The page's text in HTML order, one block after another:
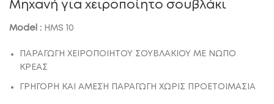
Μηχανή για χειροποίητο σουβλάκι
Model : HMS 10
ΠΑΡΑΓΩΓΗ ΧΕΙΡΟΠΟΙΗΤΟΥ ΣΟΥΒΛΑΚΙΟΥ MΕ ΝΩΠΟ
ΚΡΕΑΣ
ΓΡΗΓΟΡΗ ΚΑΙ ΑΜΕΣΗ ΠΑΡΑΓΩΓΗ ΧΩΡΙΣ ΠΡΟΕΤΟΙΜΑΣΙΑ